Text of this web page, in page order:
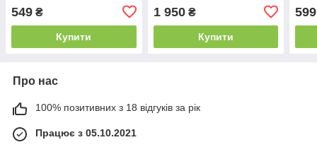
549 ₴
Купити
1 950₴
Купити
599
Про нас
100% позитивних з 18 відгуків за рік
Працює з 05.10.2021